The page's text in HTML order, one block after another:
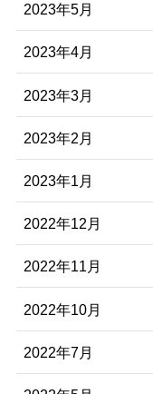
2023年5月
2023年4月
2023年3月
2023年2月
2023年1月
2022年12月
2022年11月
2022年10月
2022年7月